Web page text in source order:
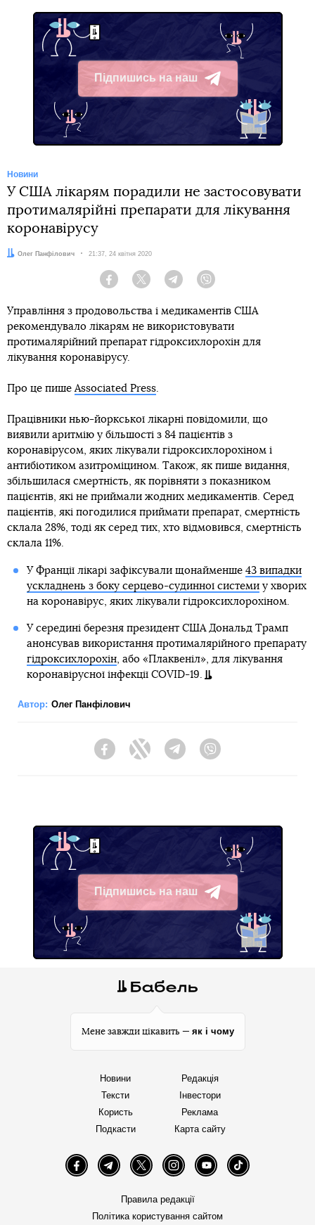
Підпишись на наш
Telegram
Новини
У США лікарям порадили не застосовувати
протималярійні препарати для лікування
коронавірусу
Автор:
Олег Панфілович Дата:
21:37, 24 квітня 2020
Facebook Twitter Telegram
Управління з продовольства і медикаментів США
рекомендувало лікарям не використовувати
протималярійний препарат гідроксихлорохін для
лікування коронавірусу.
Про це пише Associated Press
Працівники нью-йоркської лікарні повідомили, що
виявили аритмію у більшості з 84 пацієнтів з
коронавірусом, яких лікували гідроксихлорохіном і
антибіотиком азитроміцином. Також, як пише видання,
збільшилася смертність, як порівняти з показником
пацієнтів, які не приймали жодних медикаментів. Серед
пацієнтів, які погодилися приймати препарат, смертність
склала 28%, тоді як серед тих, хто відмовився, смертність
склала 11%.
У Франції лікарі зафіксували щонайменше 43 випадки
ускладнень з боку серцево-судинної системиу хворих
на коронавірус, яких лікували гідроксихлорохіном.
У середині березня президент США Дональд Трамп
анонсував використання протималярійного препарату
гідроксихлорохін, або «Плаквеніл», для лікування
коронавірусної інфекції COVID-19.
Автор: Олег Панфілович
FacebookTwitter Telegram
Підпишись на наш
Telegram
Мене завжди цікавить — як і чому
Новини
Тексти
Користь
Подкасти
Редакція
Інвестори
Реклама
Карта сайту
FacebookTelegramTwitter InstagramYouTube TikTok
Правила редакції
Політика користування сайтом